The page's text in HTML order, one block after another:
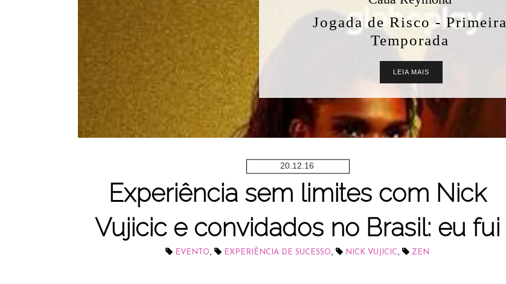
Jogada de Risco - Primeira
Temporada
LEIA MAIS
20.12.16
Experiência sem limites com Nick
Vujicic e convidados no Brasil: eu fui
EVENTO EXPERIÊNCIA DE SUCESSO NICK VUJICIC ZEN